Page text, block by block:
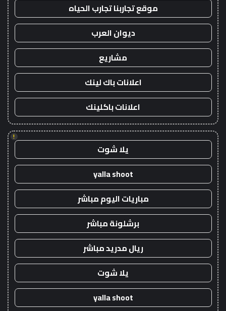
موقع تجاربنا تجارب الحياه
ديوان العرب
مشاريع
اعلانات باك لينك
اعلانات باكلينك
!
يلا شوت
yalla shoot
مباريات اليوم مباشر
برشلونة مباشر
ريال مدريد مباشر
يلا شوت
yalla shoot